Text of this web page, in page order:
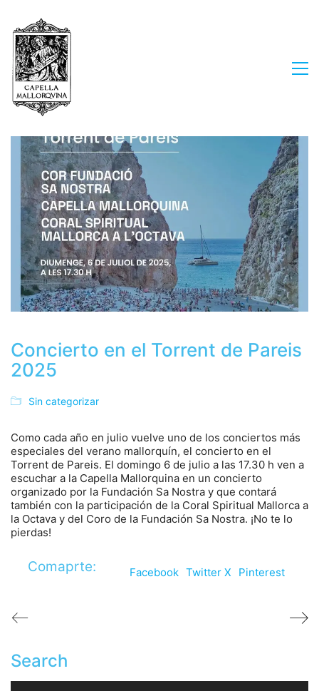
Concierto en el Torrent de Pareis
2025
Sin categorizar
Como cada año en julio vuelve uno de los conciertos más
especiales del verano mallorquín, el concierto en el
Torrent de Pareis. El domingo 6 de julio a las 17.30 h ven a
escuchar a la Capella Mallorquina en un concierto
organizado por la Fundación Sa Nostra y que contará
también con la participación de la Coral Spiritual Mallorca a
la Octava y del Coro de la Fundación Sa Nostra. ¡No te lo
pierdas!
Comaprte: Facebook Twitter X Pinterest
Search